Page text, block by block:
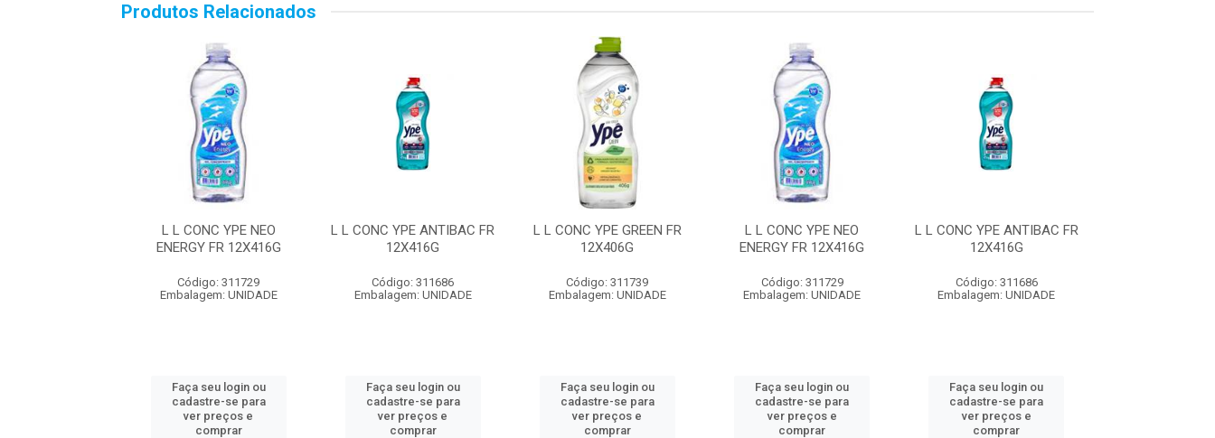
Produtos Relacionados
L L CONC YPE NEO
ENERGY FR 12X416G
Código: 311729
Embalagem: UNIDADE
Faça seu login ou
cadastre-se para
ver preços e
comprar
L L CONC YPE ANTIBAC FR
12X416G
Código: 311686
Embalagem: UNIDADE
Faça seu login ou
cadastre-se para
ver preços e
comprar
L L CONC YPE GREEN FR
12X406G
Código: 311739
Embalagem: UNIDADE
Faça seu login ou
cadastre-se para
ver preços e
comprar
L L CONC YPE NEO
ENERGY FR 12X416G
Código: 311729
Embalagem: UNIDADE
Faça seu login ou
cadastre-se para
ver preços e
comprar
L L CONC YPE ANTIBAC FR
12X416G
Código: 311686
Embalagem: UNIDADE
Faça seu login ou
cadastre-se para
ver preços e
comprar